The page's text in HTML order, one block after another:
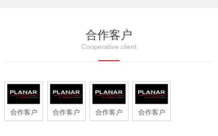
合作客户
Cooperative client
合作客户 合作客户 合作客户 合作客户